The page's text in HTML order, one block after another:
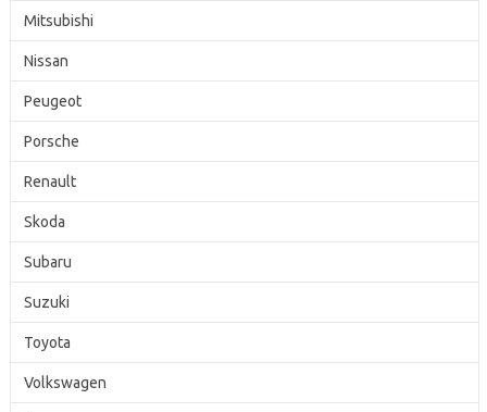
Mitsubishi
Nissan
Peugeot
Porsche
Renault
Skoda
Subaru
Suzuki
Toyota
Volkswagen
Бытовая химия
Накидки
О компании
Самовывоз
Контакты
Политика конфиденциальности
125371, Москва,